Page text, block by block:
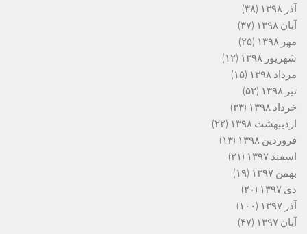
آذر ۱۳۹۸
(۳۸)
آبان ۱۳۹۸
(۳۷)
مهر ۱۳۹۸
(۲۵)
شهریور ۱۳۹۸
(۱۲)
مرداد ۱۳۹۸
(۱۵)
تیر ۱۳۹۸
(۵۲)
خرداد ۱۳۹۸
(۳۳)
اردیبهشت ۱۳۹۸
(۲۲)
فروردین ۱۳۹۸
(۱۳)
اسفند ۱۳۹۷
(۲۱)
بهمن ۱۳۹۷
(۱۹)
دی ۱۳۹۷
(۲۰)
آذر ۱۳۹۷
(۱۰۰)
آبان ۱۳۹۷
(۴۷)